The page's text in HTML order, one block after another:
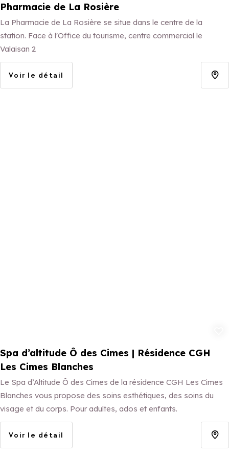
Pharmacie de La Rosière
La Pharmacie de La Rosière se situe dans le centre de la
station. Face à l'Office du tourisme, centre commercial le
Valaisan 2
Voir le détail
Spa d’altitude Ô des Cimes | Résidence CGH
Les Cimes Blanches
Le Spa d’Altitude Ô des Cimes de la résidence CGH Les Cimes
Blanches vous propose des soins esthétiques, des soins du
visage et du corps. Pour adultes, ados et enfants.
Voir le détail